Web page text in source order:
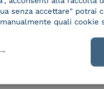
Trust
for
senza accettare"
quali cookie